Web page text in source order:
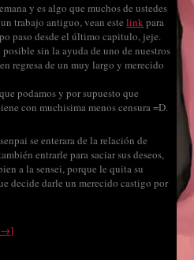
y es algo que muchos de ustedes
trabajo antiguo, vean estelinkpara
paso desde el último capitulo, jeje.
sin la ayuda de uno de nuestros
regresa de un muy largo y merecido
podamos y por supuesto que
con muchisima menos censura =D.
se enterara de la relación de
entrarle para saciar sus deseos,
a la sensei, porque le quita su
decide darle un merecido castigo por
→]